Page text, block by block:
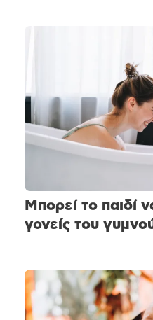
Μπορεί το παιδί
γονείς του